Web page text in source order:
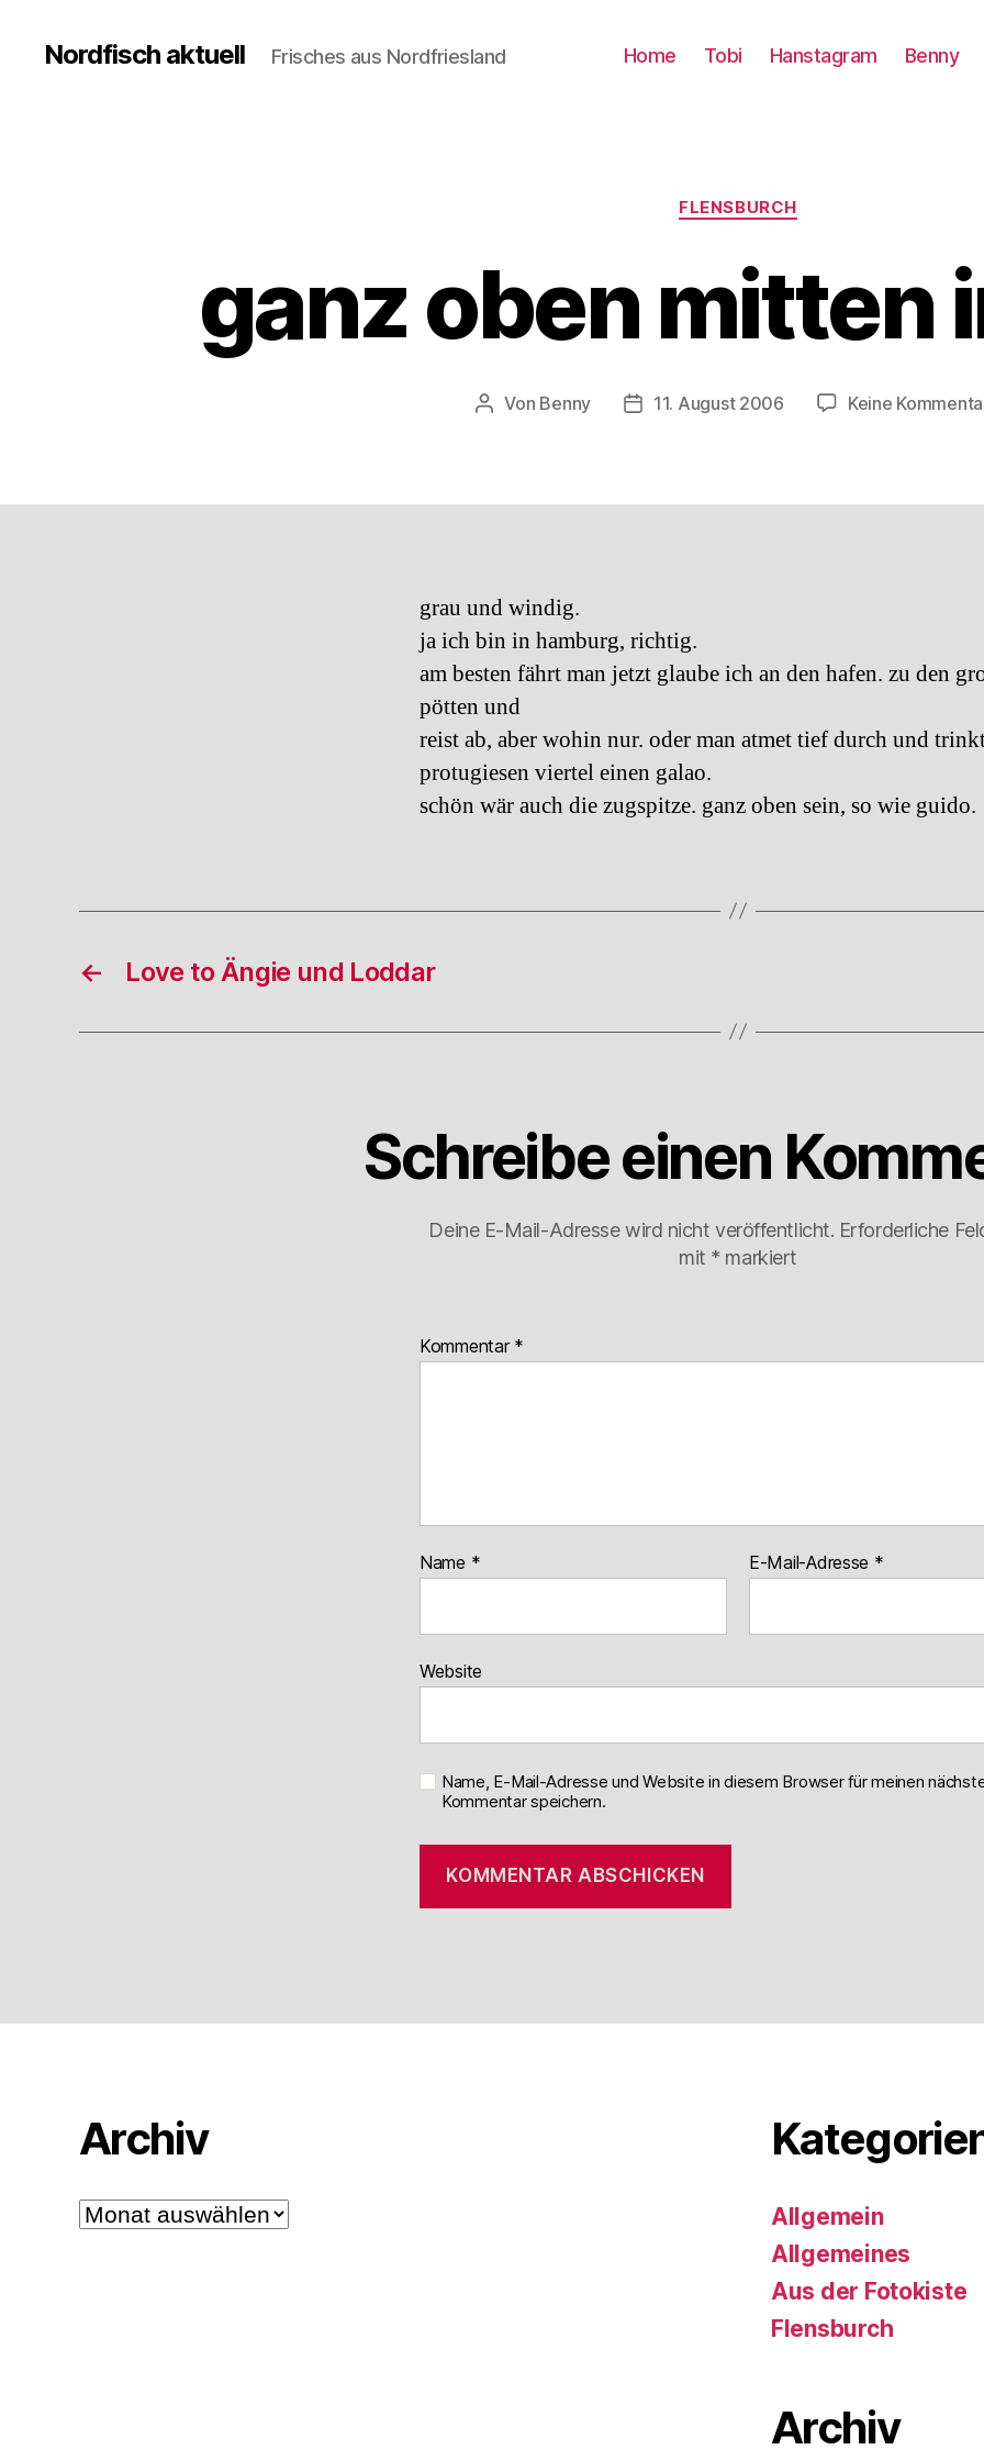
Nordfisch aktuell Frisches aus Nordfriesland Home Tobi Hanstagram Benny
Kategorien
FLENSBURCH
ganz oben mitten
Beitragsautor
Von Benny Beitragsdatum
11. August 2006 Keine
grau und windig.
ja ich bin in hamburg, richtig.
am besten fährt man jetzt glaube ich an den hafen. zu den
pötten und
reist ab, aber wohin nur. oder man atmet tief durch und
protugiesen viertel einen galao.
schön wär auch die zugspitze. ganz oben sein, so wie guido.
← Love to Ängie und Loddar
Schreibe einen
Deine E-Mail-Adresse wird nicht veröffentlicht. Erforderliche
mit * markiert
Kommentar *
Name * E-Mail-Adresse *
Website
Name, E-Mail-Adresse und Website in diesem Browser für meinen
Kommentar speichern.
Archiv
Archiv
Allgemein
Allgemeines
Aus der Fotokiste
Flensburch
Archiv